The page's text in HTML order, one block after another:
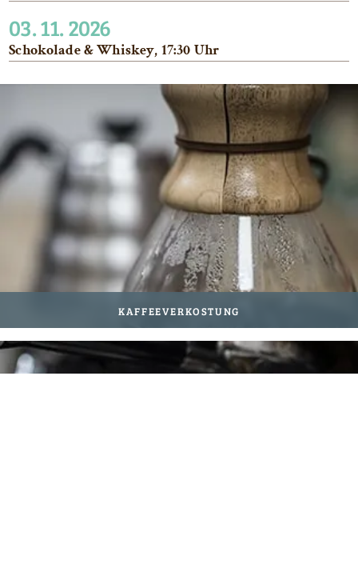
03. 11. 2026
Schokolade & Whiskey, 17:30 Uhr
Kaffeeverkostung